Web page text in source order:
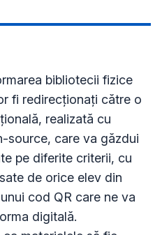
bibliotecii fizice
fi redirecționați către o
realizată cu
source, care va găzdui
pe diferite criterii, cu
de orice elev din
cod QR care ne va
digitală.